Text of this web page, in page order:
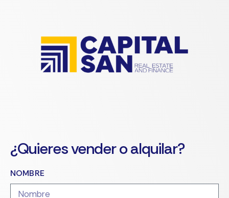
¿Quieres vender o alquilar?
NOMBRE